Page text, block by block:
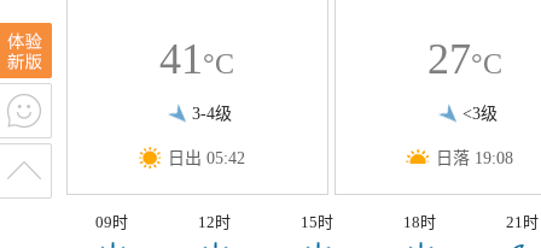
41°C
3-4级
日出 05:42
27°C
<3级
日落 19:08
09时 12时 15时 18时 21时